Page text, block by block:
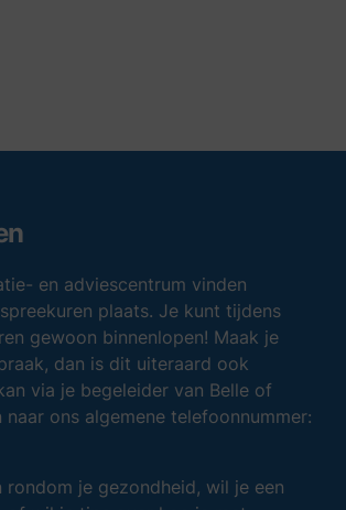
en adviescentrum vinden
plaats. Je kunt tijdens
gewoon binnenlopen! Maak je
dan is dit uiteraard ook
via je begeleider van Belle of
ons algemene telefoonnummer:
rondom je gezondheid, wil je een